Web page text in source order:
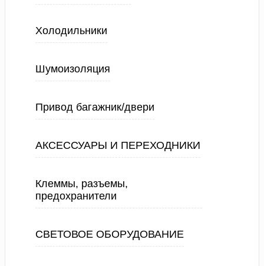
Холодильники
Шумоизоляция
Привод багажник/двери
АКСЕССУАРЫ И ПЕРЕХОДНИКИ
Клеммы, разъемы,
предохранители
СВЕТОВОЕ ОБОРУДОВАНИЕ